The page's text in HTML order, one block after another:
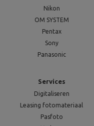
Nikon
OM SYSTEM
Pentax
Sony
Panasonic
Services
Digitaliseren
Leasing fotomateriaal
Pasfoto